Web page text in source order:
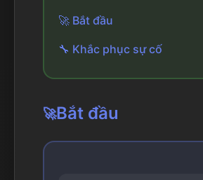
🚀 Bắt đầu
🔧 Khắc phục sự cố
🚀Bắt đầu